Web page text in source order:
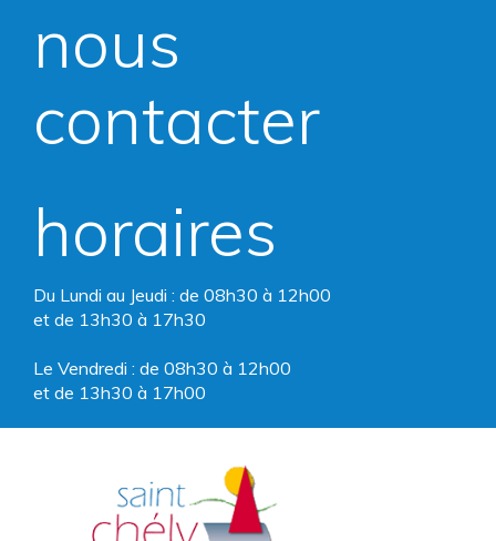
le
Facebook
le
Instagram
nous
contacter
horaires
Du Lundi au Jeudi : de 08h30 à 12h00
et de 13h30 à 17h30
Le Vendredi : de 08h30 à 12h00
et de 13h30 à 17h00